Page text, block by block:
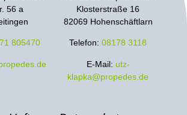
56 a
805470
Klosterstraße 16
82069 Hohenschäftlarn
Telefon:08178 3118
E-Mail: utz-
klapka@propedes.de